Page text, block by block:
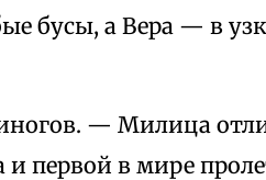
бусы, а Вера — в
— Милица
и первой в мире